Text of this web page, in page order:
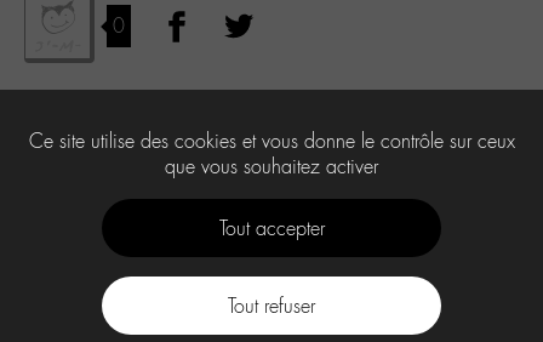
0
Ce site utilise des cookies et vous donne le contrôle sur ceux
que vous souhaitez activer
Tout accepter
Tout refuser